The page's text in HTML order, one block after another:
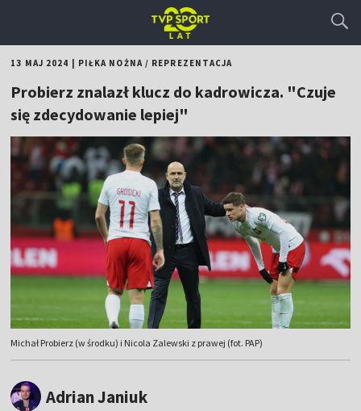
13 MAJ 2024 PIŁKA NOŻNA/ REPREZENTACJA
Probierz znalazł klucz do kadrowicza. "Czuje
się zdecydowanie lepiej"
Michał Probierz (w środku) i Nicola Zalewski z prawej (fot. PAP)
Adrian Janiuk